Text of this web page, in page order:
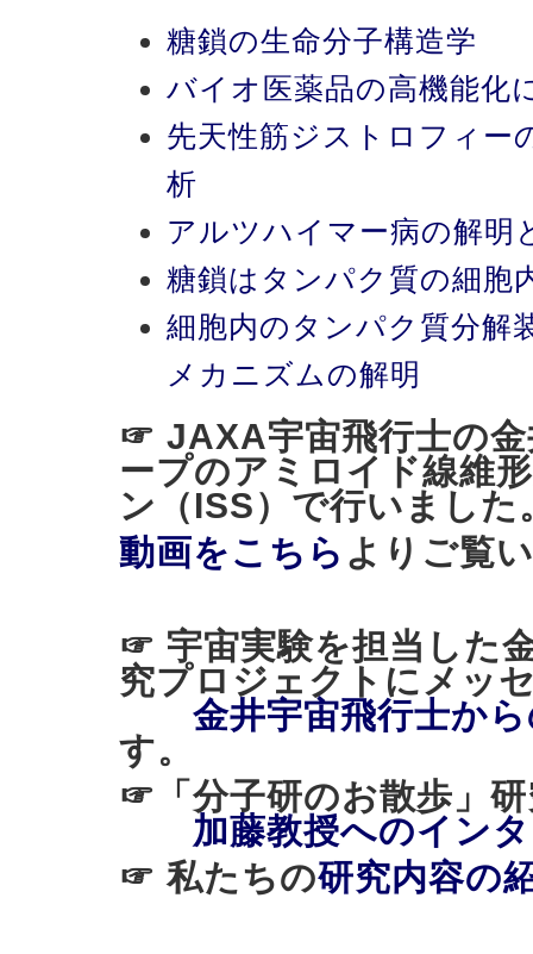
糖鎖の生命分子構造学
バイオ医薬品の高機能化
先天性筋ジストロフィー
析
アルツハイマー病の解明
糖鎖はタンパク質の細胞
細胞内のタンパク質分解
メカニズムの解明
☞ JAXA宇宙飛行士の金
ープのアミロイド線維
ン（ISS）で行いました
動画をこちら よりご覧
☞ 宇宙実験を担当した
究プロジェクトにメッ
金井宇宙飛行士か
す。
☞「分子研のお散歩
加藤教授へのイン
☞ 私たちの研究内容の